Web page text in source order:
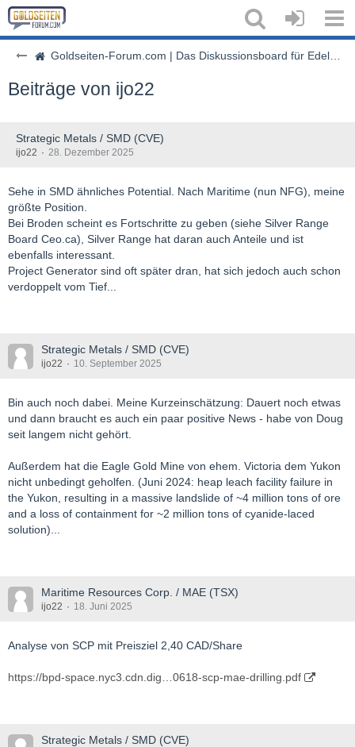
Goldseiten-Forum.com | Das Diskussionsboard für Edelmetalle & Rohstoffe
Beiträge von ijo22
Strategic Metals / SMD (CVE)
ijo22 28. Dezember 2025
Sehe in SMD ähnliches Potential. Nach Maritime (nun NFG), meine
größte Position.
Bei Broden scheint es Fortschritte zu geben (siehe Silver Range
Board Ceo.ca), Silver Range hat daran auch Anteile und ist
ebenfalls interessant.
Project Generator sind oft später dran, hat sich jedoch auch schon
verdoppelt vom Tief...
Strategic Metals / SMD (CVE)
ijo22 10. September 2025
Bin auch noch dabei. Meine Kurzeinschätzung: Dauert noch etwas
und dann braucht es auch ein paar positive News - habe von Doug
seit langem nicht gehört.
Außerdem hat die Eagle Gold Mine von ehem. Victoria dem Yukon
nicht unbedingt geholfen. (Juni 2024: heap leach facility failure in
the Yukon, resulting in a massive landslide of ~4 million tons of ore
and a loss of containment for ~2 million tons of cyanide-laced
solution)...
Maritime Resources Corp. / MAE (TSX)
ijo22 18. Juni 2025
Analyse von SCP mit Preisziel 2,40 CAD/Share
https://bpd-space.nyc3.cdn.dig…0618-scp-mae-drilling.pdf
Strategic Metals / SMD (CVE)